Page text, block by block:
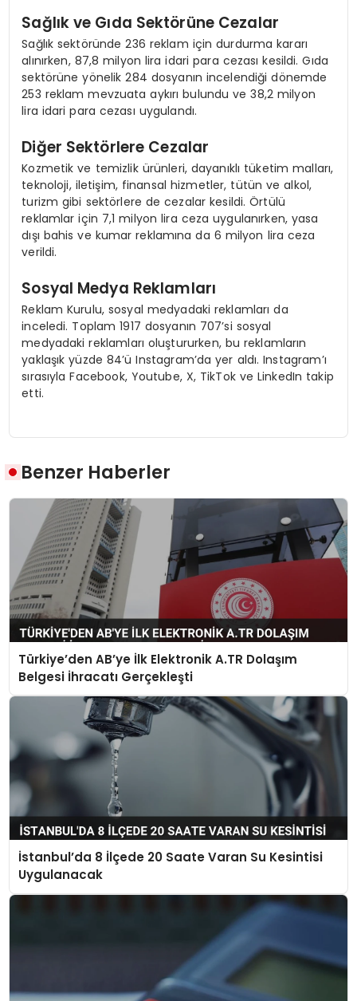
Sağlık ve Gıda Sektörüne Cezalar
Sağlık sektöründe 236 reklam için durdurma kararı
alınırken, 87,8 milyon lira idari para cezası kesildi. Gıda
sektörüne yönelik 284 dosyanın incelendiği dönemde
253 reklam mevzuata aykırı bulundu ve 38,2 milyon
lira idari para cezası uygulandı.
Diğer Sektörlere Cezalar
Kozmetik ve temizlik ürünleri, dayanıklı tüketim malları,
teknoloji, iletişim, finansal hizmetler, tütün ve alkol,
turizm gibi sektörlere de cezalar kesildi. Örtülü
reklamlar için 7,1 milyon lira ceza uygulanırken, yasa
dışı bahis ve kumar reklamına da 6 milyon lira ceza
verildi.
Sosyal Medya Reklamları
Reklam Kurulu, sosyal medyadaki reklamları da
inceledi. Toplam 1917 dosyanın 707’si sosyal
medyadaki reklamları oluştururken, bu reklamların
yaklaşık yüzde 84’ü Instagram’da yer aldı. Instagram’ı
sırasıyla Facebook, Youtube, X, TikTok ve LinkedIn takip
etti.
Benzer Haberler
Türkiye’den AB’ye İlk Elektronik A.TR Dolaşım
Belgesi İhracatı Gerçekleşti
İstanbul’da 8 İlçede 20 Saate Varan Su Kesintisi
Uygulanacak